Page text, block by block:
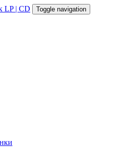
LP | CD Toggle navigation